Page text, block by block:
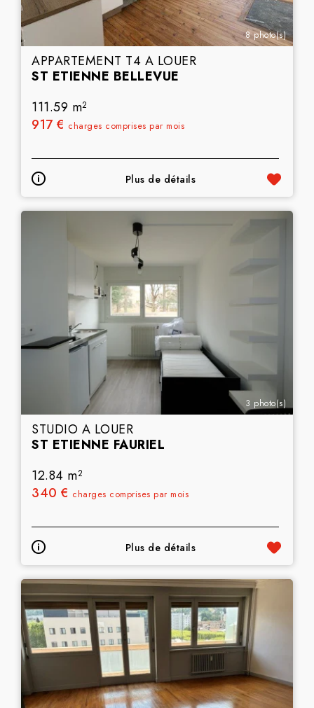
8 photo(s)
APPARTEMENT T4 A LOUER
ST ETIENNE BELLEVUE
111.59 m2
917 € charges comprises par mois
Plus de détails
3 photo(s)
STUDIO A LOUER
ST ETIENNE FAURIEL
12.84 m2
340 € charges comprises par mois
Plus de détails